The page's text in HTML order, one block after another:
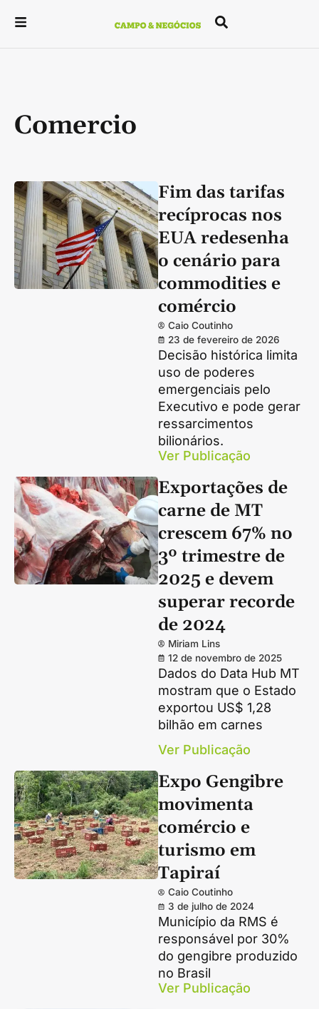
Comercio
Fim das tarifas
recíprocas nos
EUA redesenha
o cenário para
commodities e
comércio
Caio Coutinho
23 de fevereiro de 2026
Decisão histórica limita
uso de poderes
emergenciais pelo
Executivo e pode gerar
ressarcimentos
bilionários.
Ver Publicação
Exportações de
carne de MT
crescem 67% no
3º trimestre de
2025 e devem
superar recorde
de 2024
Miriam Lins
12 de novembro de 2025
Dados do Data Hub MT
mostram que o Estado
exportou US$ 1,28
bilhão em carnes
Ver Publicação
Expo Gengibre
movimenta
comércio e
turismo em
Tapiraí
Caio Coutinho
3 de julho de 2024
Município da RMS é
responsável por 30%
do gengibre produzido
no Brasil
Ver Publicação